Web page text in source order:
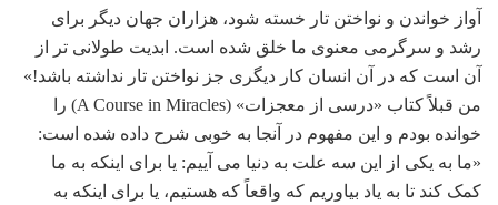
آواز خواندن و نواختن تار خسته شود، هزاران جهان دیگر برای
رشد و سرگرمی معنوی ما خلق شده است. ابدیت طولانی‏ تر از
آن است که در آن انسان کار دیگری جز نواختن تار نداشته باشد!»
من قبلاً کتاب «درسی از معجزات» (A Course in Miracles) را
خوانده بودم و این مفهوم در آنجا به خوبی شرح داده شده است:
«ما به یکی از این سه علت به دنیا می ‏آییم: یا برای اینکه به ما
کمک کند تا به یاد بیاوریم که واقعاً که هستیم، یا برای اینکه به